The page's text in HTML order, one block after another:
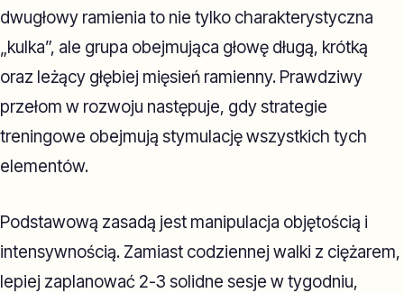
dwugłowy ramienia to nie tylko charakterystyczna
„kulka”, ale grupa obejmująca głowę długą, krótką
oraz leżący głębiej mięsień ramienny. Prawdziwy
przełom w rozwoju następuje, gdy strategie
treningowe obejmują stymulację wszystkich tych
elementów.
Podstawową zasadą jest manipulacja objętością i
intensywnością. Zamiast codziennej walki z ciężarem,
lepiej zaplanować 2-3 solidne sesje w tygodniu,